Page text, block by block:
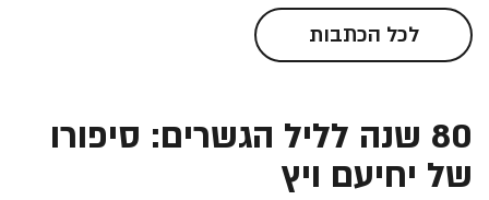
לכל הכתבות
80 שנה לליל הגשרים: סיפורו
של יחיעם ויץ